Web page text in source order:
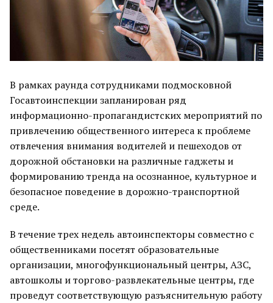
В рамках раунда сотрудниками подмосковной
Госавтоинспекции запланирован ряд
информационно-пропагандистских мероприятий по
привлечению общественного интереса к проблеме
отвлечения внимания водителей и пешеходов от
дорожной обстановки на различные гаджеты и
формированию тренда на осознанное, культурное и
безопасное поведение в дорожно-транспортной
среде.
В течение трех недель автоинспекторы совместно с
общественниками посетят образовательные
организации, многофункциональный центры, АЗС,
автошколы и торгово-развлекательные центры, где
проведут соответствующую разъяснительную работу